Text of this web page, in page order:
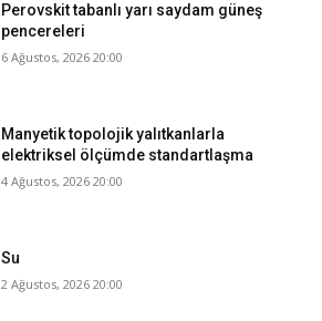
Perovskit tabanlı yarı saydam güneş
pencereleri
6 Ağustos, 2026 20:00
Manyetik topolojik yalıtkanlarla
elektriksel ölçümde standartlaşma
4 Ağustos, 2026 20:00
Su
2 Ağustos, 2026 20:00